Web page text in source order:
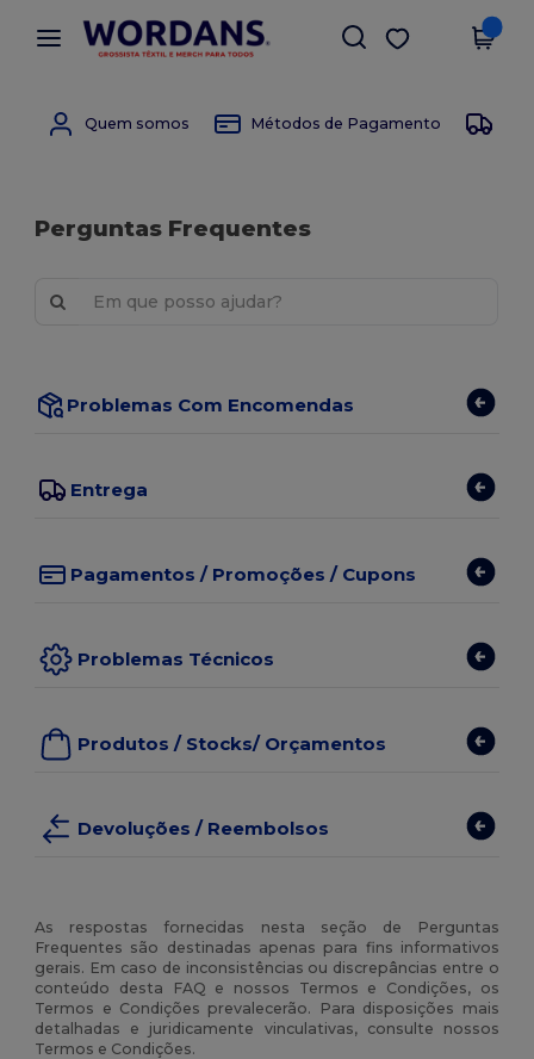
× App Wordans
Melhores preços na app!
Obter app
Quem somos Métodos de Pagamento
Perguntas Frequentes
Problemas Com Encomendas
Entrega
Pagamentos / Promoções / Cupons
Problemas Técnicos
Produtos / Stocks/ Orçamentos
Devoluções / Reembolsos
As respostas fornecidas nesta seção de Perguntas
Frequentes são destinadas apenas para fins informativos
gerais. Em caso de inconsistências ou discrepâncias entre o
conteúdo desta FAQ e nossos Termos e Condições, os
Termos e Condições prevalecerão. Para disposições mais
detalhadas e juridicamente vinculativas, consulte nossos
Termos e Condições.